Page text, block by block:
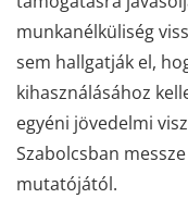
munkanélküliség
sem hallgatják el,
kihasználásához
egyéni jövedelmi
Szabolcsban
mutatójától.